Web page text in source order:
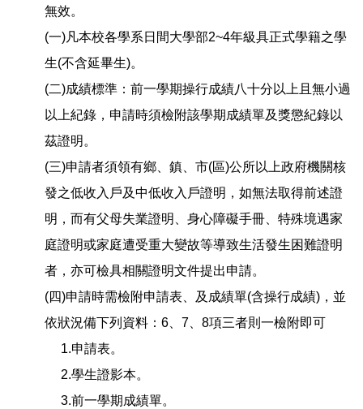
無效。
(一)凡本校各學系日間大學部2~4年級具正式學籍之學
生(不含延畢生)。
(二)成績標準：前一學期操行成績八十分以上且無小過
以上紀錄，申請時須檢附該學期成績單及獎懲紀錄以
茲證明。
(三)申請者須領有鄉、鎮、市(區)公所以上政府機關核
發之低收入戶及中低收入戶證明，如無法取得前述證
明，而有父母失業證明、身心障礙手冊、特殊境遇家
庭證明或家庭遭受重大變故等導致生活發生困難證明
者，亦可檢具相關證明文件提出申請。
(四)申請時需檢附申請表、及成績單(含操行成績)，並
依狀況備下列資料：6、7、8項三者則一檢附即可
1.申請表。
2.學生證影本。
3.前一學期成績單。